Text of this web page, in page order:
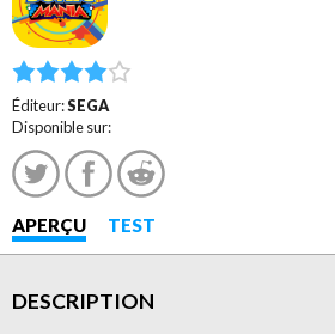
Éditeur:SEGA
Disponible sur:
APERÇU TEST
DESCRIPTION